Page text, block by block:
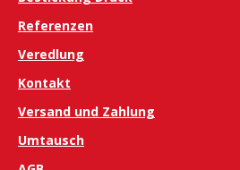
Referenzen
Veredlung
Kontakt
Versand und Zahlung
Umtausch